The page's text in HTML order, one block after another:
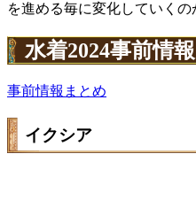
を進める毎に変化していくの
水着2024事前情
事前情報まとめ
イクシア